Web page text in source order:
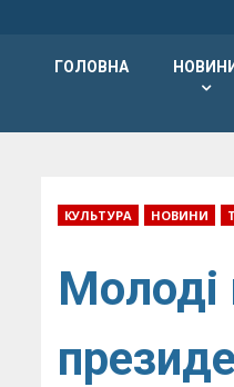
ГОЛОВНА НОВИНИ
КУЛЬТУРА НОВИНИ
Молоді